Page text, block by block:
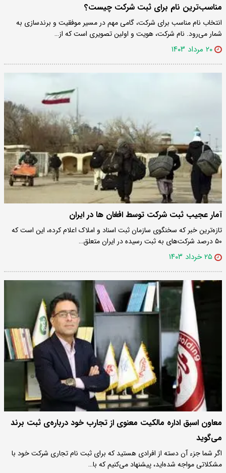
مناسب‌ترین نام برای ثبت شرکت چیست؟
انتخاب نام مناسب برای شرکت، گامی مهم در مسیر موفقیت و برندسازی به
شمار می‌رود. نام شرکت، هویت و اولین تصویری است که از…
۲۰ مرداد ۱۴۰۳
آمار عجیب ثبت شرکت‌ توسط افغان ها در ایران
تازه‌ترین خبر که سخنگوی سازمان ثبت اسناد و املاک اعلام کرده، این است که
۵۰ درصد شرکت‌های به ثبت رسیده در ایران متعلق…
۲۵ خرداد ۱۴۰۳
معاون اسبق اداره مالکیت معنوی از تجارب خود درباره‌ی ثبت برند
می‌گوید
اگر شما جزء آن دسته از افرادی هستید که برای‌ ثبت نام تجاری شرکت خود با
مشکلاتی مواجه شده‌اید، پیشنهاد می‌کنیم که با…